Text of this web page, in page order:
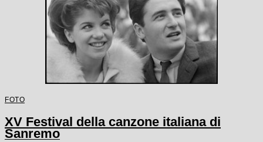
FOTO
XV Festival della canzone italiana di
Sanremo